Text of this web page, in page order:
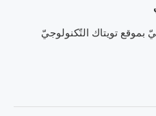
تويتاك التّكنولوجيّ